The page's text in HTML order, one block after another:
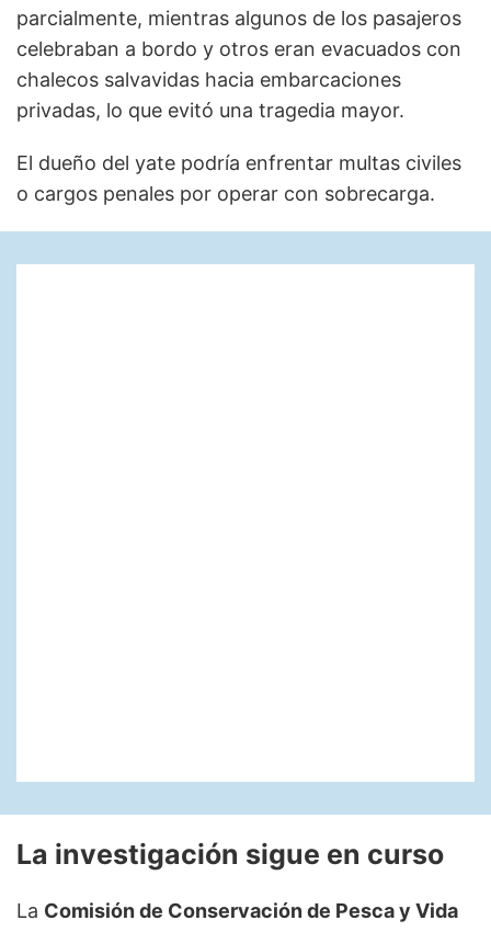
parcialmente, mientras algunos de los pasajeros
celebraban a bordo y otros eran evacuados con
chalecos salvavidas hacia embarcaciones
privadas, lo que evitó una tragedia mayor.
El dueño del yate podría enfrentar multas civiles
o cargos penales por operar con sobrecarga.
La investigación sigue en curso
La Comisión de Conservación de Pesca y Vida